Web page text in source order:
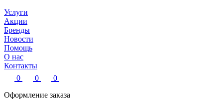
Услуги
Акции
Бренды
Новости
Помощь
О нас
Контакты
0
0
0
Оформление заказа